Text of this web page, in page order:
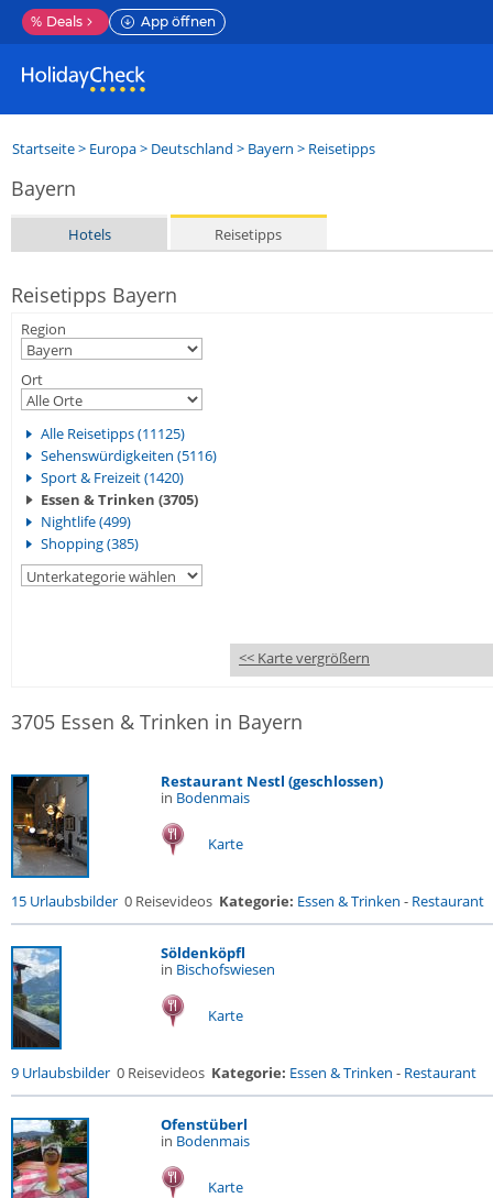
% Deals App öffnen
Startseite> Europa> Deutschland > Bayern > Reisetipps
Bayern
Hotels Reisetipps
Reisetipps Bayern
Region
Ort
Alle Reisetipps (11125)
Sehenswürdigkeiten (5116)
Sport & Freizeit (1420)
Essen & Trinken (3705)
Nightlife (499)
Shopping (385)
<< Karte vergrößern
3705 Essen & Trinken in Bayern
Restaurant Nestl (geschlossen)
in Bodenmais
Karte
15 Urlaubsbilder 0 Reisevideos Kategorie: Essen & Trinken - Restaurant
Söldenköpfl
in Bischofswiesen
Karte
9 Urlaubsbilder 0 Reisevideos Kategorie: Essen & Trinken - Restaurant
Ofenstüberl
in Bodenmais
Karte